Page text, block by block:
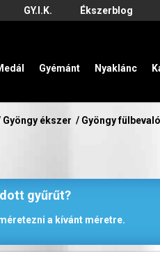
GY.I.K. Ékszerblog
Gyémánt Nyaklánc
Gyöngy ékszer / Gyöngy fülbevaló
gyűrűt?
a kívánt méretre.